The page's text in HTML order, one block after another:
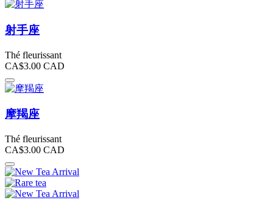
射手座
Thé fleurissant
CA$3.00 CAD
摩羯座
Thé fleurissant
CA$3.00 CAD